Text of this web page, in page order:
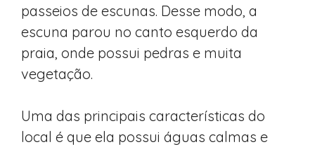
passeios de escunas. Desse modo, a
escuna parou no canto esquerdo da
praia, onde possui pedras e muita
vegetação.
Uma das principais características do
local é que ela possui águas calmas e